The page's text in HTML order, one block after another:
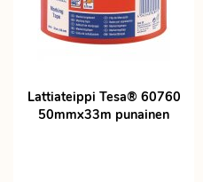
Lattiateippi Tesa® 60760
50mmx33m punainen